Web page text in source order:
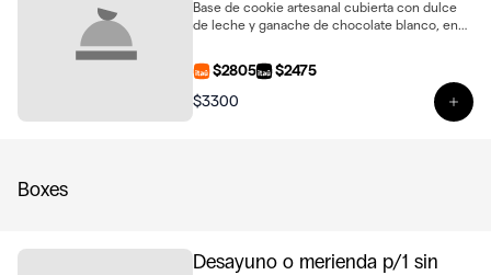
Base de cookie artesanal cubierta con dulce
de leche y ganache de chocolate blanco, en
$2805
$2475
$3300
Boxes
Desayuno o merienda p/1 sin